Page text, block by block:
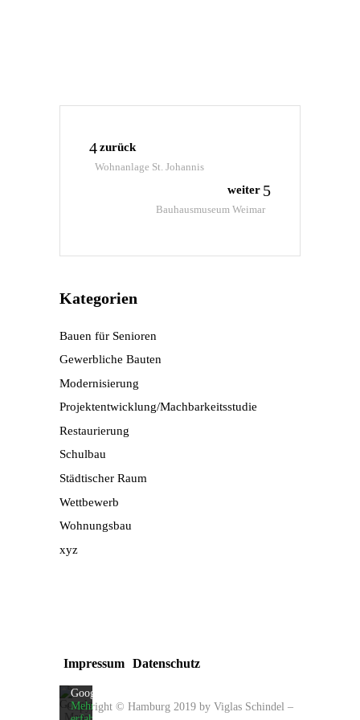
zurück
Wohnanlage St. Johannis
weiter
Bauhausmuseum Weimar
Kategorien
Bauen für Senioren
Gewerbliche Bauten
Modernisierung
Projektentwicklung/Machbarkeitsstudie
Restaurierung
Schulbau
Städtischer Raum
Wettbewerb
Wohnungsbau
xyz
Impressum Datenschutz
Datenschutzerklärung
Google.
Mehr
Copyright © Hamburg 2019 by Viglas Schindel –